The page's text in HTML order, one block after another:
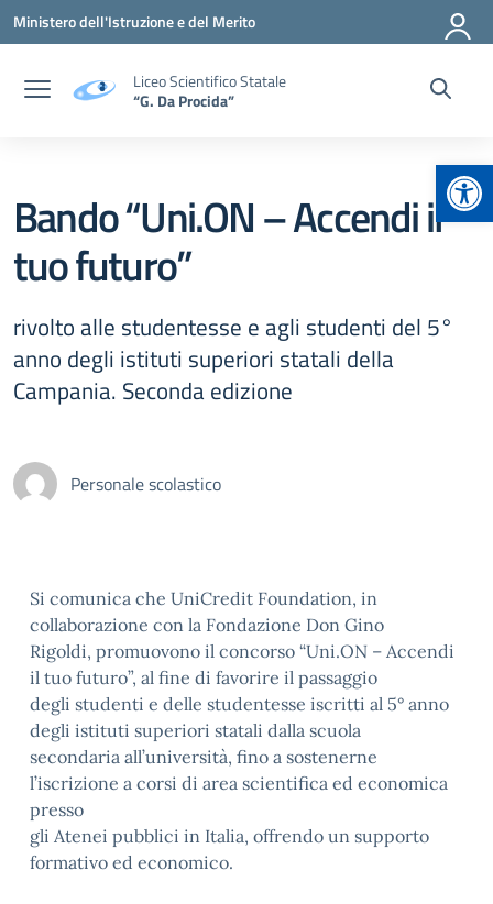
Vai ai contenuti
Vai al menu di navigazione
Vai al footer
Ministero dell'Istruzione e del Merito
Liceo Scientifico Statale
“G. Da Procida”
Bando “Uni.ON – Accendi il
tuo futuro”
rivolto alle studentesse e agli studenti del 5°
anno degli istituti superiori statali della
Campania. Seconda edizione
Personale scolastico
Si comunica che UniCredit Foundation, in
collaborazione con la Fondazione Don Gino
Rigoldi, promuovono il concorso “Uni.ON – Accendi
il tuo futuro”, al fine di favorire il passaggio
degli studenti e delle studentesse iscritti al 5° anno
degli istituti superiori statali dalla scuola
secondaria all’università, fino a sostenerne
l’iscrizione a corsi di area scientifica ed economica
presso
gli Atenei pubblici in Italia, offrendo un supporto
formativo ed economico.